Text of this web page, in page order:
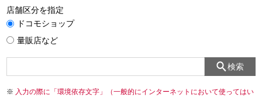
店舗区分を指定
ドコモショップ
量販店など
検索
入力の際に「環境依存文字」（一般的にインターネットにおいて使ってはい